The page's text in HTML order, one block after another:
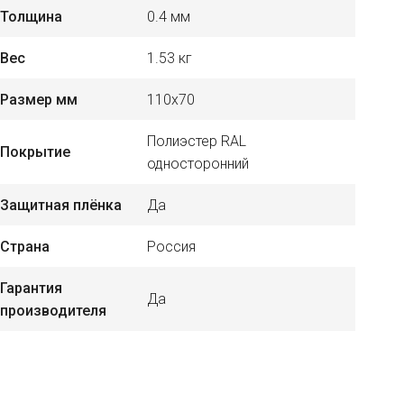
Толщина 0.4 мм
Вес 1.53 кг
Размер мм 110х70
Покрытие
Полиэстер RAL
односторонний
Защитная плёнка Да
Страна Россия
Гарантия
производителя
Да